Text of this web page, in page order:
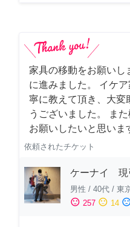
家具の移動をお願いし
に進みました。 イケ
寧に教えて頂き、大変
うございました。 ま
お願いしたいと思いま
依頼されたチケット
ケーナイ 現
男性 / 40代 / 東
sentiment_satisfied 257 sentiment_neutral 14